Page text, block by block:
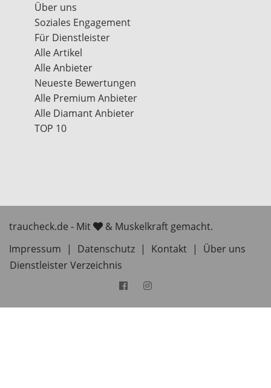
Über uns
Soziales Engagement
Für Dienstleister
Alle Artikel
Alle Anbieter
Neueste Bewertungen
Alle Premium Anbieter
Alle Diamant Anbieter
TOP 10
traucheck.de - Mit
& Muskelkraft gemacht.
Impressum
| Datenschutz | Kontakt |
Über uns
Dienstleister Verzeichnis